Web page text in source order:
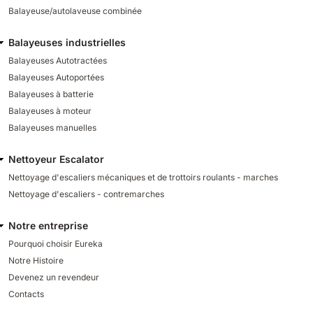
Balayeuse/autolaveuse combinée
Balayeuses industrielles
Balayeuses Autotractées
Balayeuses Autoportées
Balayeuses à batterie
Balayeuses à moteur
Balayeuses manuelles
Nettoyeur Escalator
Nettoyage d'escaliers mécaniques et de trottoirs roulants - marches
Nettoyage d'escaliers - contremarches
Notre entreprise
Pourquoi choisir Eureka
Notre Histoire
Devenez un revendeur
Contacts